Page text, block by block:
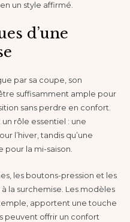
un style affirmé.
d’une
par sa coupe, son
suffisamment ample pour
sans perdre en confort.
rôle essentiel : une
l’hiver, tandis qu’une
pour la mi-saison.
les boutons-pression et les
la surchemise. Les modèles
apportent une touche
peuvent offrir un confort